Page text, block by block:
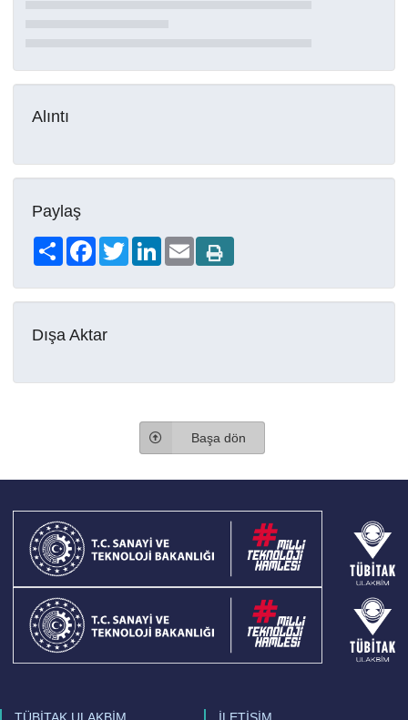
Alıntı
Paylaş
Share FacebookTwitterLinkedIn
Email
Dışa Aktar
Başa dön